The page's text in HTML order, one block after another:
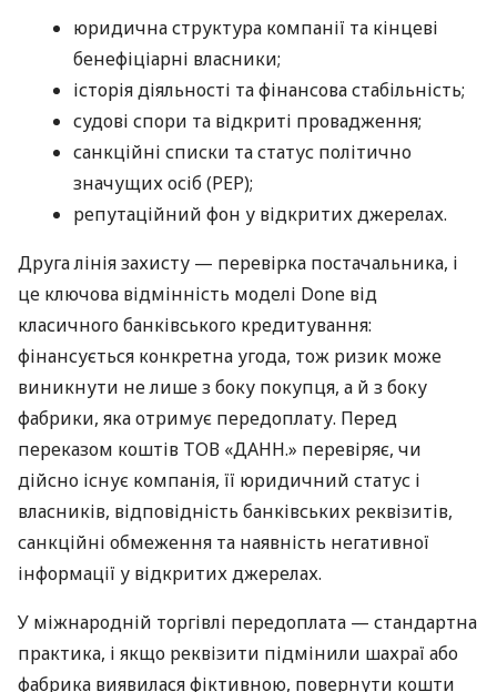
юридична структура компанії та кінцеві
бенефіціарні власники;
історія діяльності та фінансова стабільність;
судові спори та відкриті провадження;
санкційні списки та статус політично
значущих осіб (PEP);
репутаційний фон у відкритих джерелах.
Друга лінія захисту — перевірка постачальника, і
це ключова відмінність моделі Done від
класичного банківського кредитування:
фінансується конкретна угода, тож ризик може
виникнути не лише з боку покупця, а й з боку
фабрики, яка отримує передоплату. Перед
переказом коштів ТОВ «ДАНН.» перевіряє, чи
дійсно існує компанія, її юридичний статус і
власників, відповідність банківських реквізитів,
санкційні обмеження та наявність негативної
інформації у відкритих джерелах.
У міжнародній торгівлі передоплата — стандартна
практика, і якщо реквізити підмінили шахраї або
фабрика виявилася фіктивною, повернути кошти